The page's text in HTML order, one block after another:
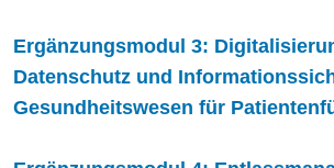
Ergänzungsmodul 3:
Datenschutz und
Gesundheitswesen für